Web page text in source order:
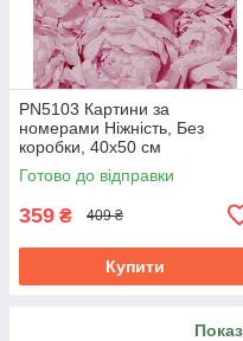
PN5103 Картини за
номерами Ніжність, Без
коробки, 40х50 см
Готово до відправки
359 ₴ 409 ₴
Купити